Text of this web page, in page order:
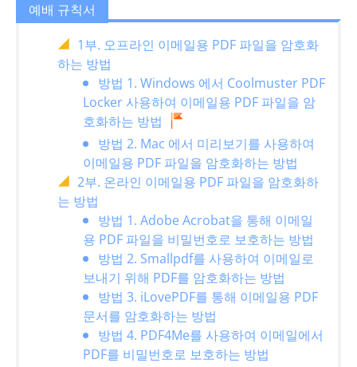
예배 규칙서
1부. 오프라인 이메일용 PDF 파일을 암호화
하는 방법
방법 1. Windows 에서 Coolmuster PDF
Locker 사용하여 이메일용 PDF 파일을 암
호화하는 방법
방법 2. Mac 에서 미리보기를 사용하여
이메일용 PDF 파일을 암호화하는 방법
2부. 온라인 이메일용 PDF 파일을 암호화하
는 방법
방법 1. Adobe Acrobat을 통해 이메일
용 PDF 파일을 비밀번호로 보호하는 방법
방법 2. Smallpdf를 사용하여 이메일로
보내기 위해 PDF를 암호화하는 방법
방법 3. iLovePDF를 통해 이메일용 PDF
문서를 암호화하는 방법
방법 4. PDF4Me를 사용하여 이메일에서
PDF를 비밀번호로 보호하는 방법